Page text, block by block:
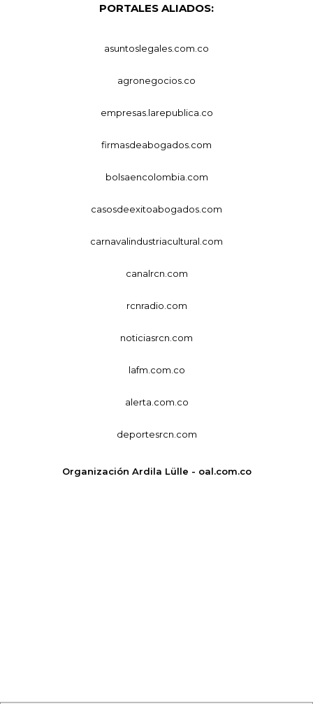
PORTALES ALIADOS:
asuntoslegales.com.co
agronegocios.co
empresas.larepublica.co
firmasdeabogados.com
bolsaencolombia.com
casosdeexitoabogados.com
carnavalindustriacultural.com
canalrcn.com
rcnradio.com
noticiasrcn.com
lafm.com.co
alerta.com.co
deportesrcn.com
Organización Ardila Lülle - oal.com.co